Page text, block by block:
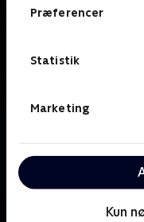
Præferencer
Statistik
Marketing
Kun
vi 'Bag